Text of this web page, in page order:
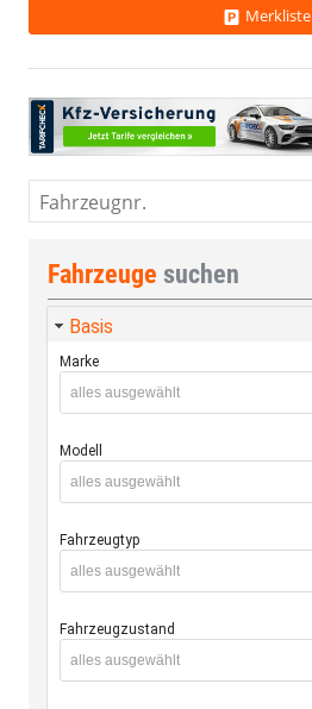
Merkliste
Fahrzeugnr.
Fahrzeuge suchen
Basis
Marke
alles ausgewählt
Modell
alles ausgewählt
Fahrzeugtyp
alles ausgewählt
Fahrzeugzustand
alles ausgewählt